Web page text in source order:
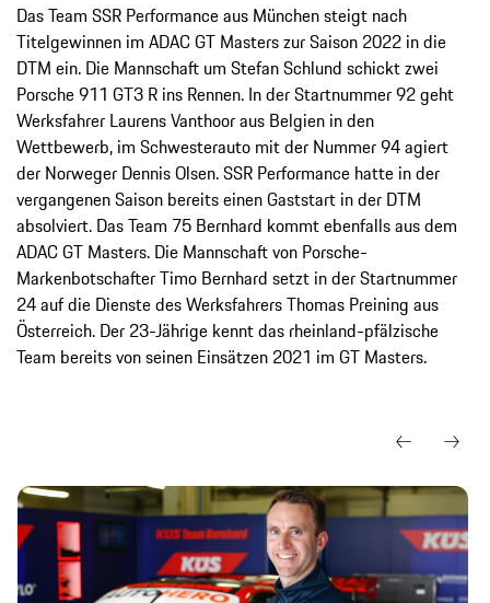
Das Team SSR Performance aus München steigt nach
Titelgewinnen im ADAC GT Masters zur Saison 2022 in die
DTM ein. Die Mannschaft um Stefan Schlund schickt zwei
Porsche 911 GT3 R ins Rennen. In der Startnummer 92 geht
Werksfahrer Laurens Vanthoor aus Belgien in den
Wettbewerb, im Schwesterauto mit der Nummer 94 agiert
der Norweger Dennis Olsen. SSR Performance hatte in der
vergangenen Saison bereits einen Gaststart in der DTM
absolviert. Das Team 75 Bernhard kommt ebenfalls aus dem
ADAC GT Masters. Die Mannschaft von Porsche-
Markenbotschafter Timo Bernhard setzt in der Startnummer
24 auf die Dienste des Werksfahrers Thomas Preining aus
Österreich. Der 23-Jährige kennt das rheinland-pfälzische
Team bereits von seinen Einsätzen 2021 im GT Masters.